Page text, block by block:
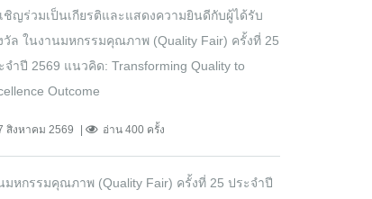
ชิญร่วมเป็นเกียรติและแสดงความยินดีกับผู้ได้รับ
วัล ในงานมหกรรมคุณภาพ (Quality Fair) ครั้งที่ 25
จำปี 2569 แนวคิด: Transforming Quality to
Outcome
สิงหาคม 2569 อ่าน 400 ครั้ง
มหกรรมคุณภาพ (Quality Fair) ครั้งที่ 25 ประจำปี